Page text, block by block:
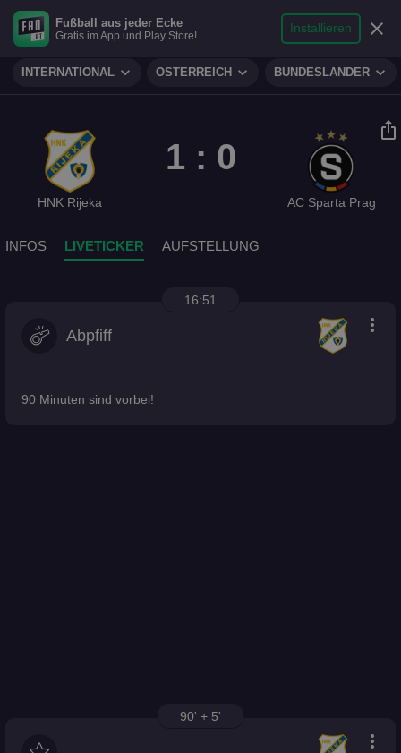
sports_soccer FUSSBALLexpand_more search
Suche
micro
Reporter
person
Login
INTERNATIONAL expand_more ÖSTERREICH expand_more BUNDESLÄNDER expand_more
Fußball aus jeder Ecke
Gratis im App und Play Store!
Installieren close
ios_share
HNK Rijeka
1 : 0
AC Sparta Prag
INFOS LIVETICKER AUFSTELLUNG
16:51
Abpfiff more_vert
90 Minuten sind vorbei!
90' + 5'
more_vert